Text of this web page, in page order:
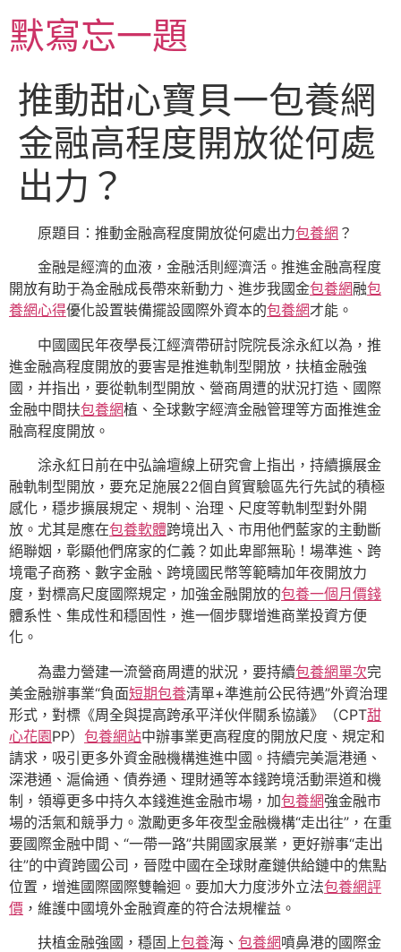
至
主默寫忘一題
推動甜心寶貝一包養網
金融高程度開放從何處
出力？
原題目：推動金融高程度開放從何處出力包養網 ？
金融是經濟的血液，金融活則經濟活。推進金融高程度
開放有助于為金融成長帶來新動力、進步我國金包養網融包
養網心得優化設置裝備擺設國際外資本的包養網才能。
中國國民年夜學長江經濟帶研討院院長涂永紅以為，推
進金融高程度開放的要害是推進軌制型開放，扶植金融強
國，并指出，要從軌制型開放、營商周遭的狀況打造、國際
金融中間扶包養網植、全球數字經濟金融管理等方面推進金
融高程度開放。
涂永紅日前在中弘論壇線上研究會上指出，持續擴展金
融軌制型開放，要充足施展22個自貿實驗區先行先試的積極
感化，穩步擴展規定、規制、治理、尺度等軌制型對外開
放。尤其是應在包養軟體跨境出入、市用他們藍家的主動斷
絕聯姻，彰顯他們席家的仁義？如此卑鄙無恥！場準進、跨
境電子商務、數字金融、跨境國民幣等範疇加年夜開放力
度，對標高尺度國際規定，加強金融開放的包養一個月價錢
體系性、集成性和穩固性，進一個步驟增進商業投資方便
化。
為盡力營建一流營商周遭的狀況，要持續包養網單次完
美金融辦事業“負面短期包養清單+準進前公民待遇”外資治理
形式，對標《周全與提高跨承平洋伙伴關系協議》（CPT甜
心花園PP） 包養網站中辦事業更高程度的開放尺度、規定和
請求，吸引更多外資金融機構進進中國。持續完美滬港通、
深港通、滬倫通、債券通、理財通等本錢跨境活動渠道和機
制，領導更多中持久本錢進進金融市場，加包養網強金融市
場的活氣和競爭力。激勵更多年夜型金融機構“走出往”，在重
要國際金融中間、“一帶一路”共開國家展業，更好辦事“走出
往”的中資跨國公司，晉陞中國在全球財產鏈供給鏈中的焦點
位置，增進國際國際雙輪迴。要加大力度涉外立法包養網評
價 ，維護中國境外金融資產的符合法規權益。
扶植金融強國，穩固上包養海、 包養網噴鼻港的國際金